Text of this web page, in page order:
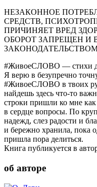
НЕЗАКОННОЕ
СРЕДСТВ,
ПРИЧИНЯЕТ ВРЕД
ОБОРОТ ЗАПРЕЩЕН И
#ЖивоеСЛОВО — стихи
Я верю в безупречно
#ЖивоеСЛОВО в твоих
найдешь здесь что-то
строки пришли ко мне
в сердце вопросы. По
надежд, слез радости и
и бережно хранила, пока
пришла пора делиться.
Книга публикуется в
об авторе